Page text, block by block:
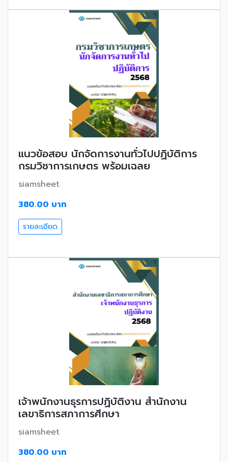
แนวข้อสอบ นักจัดการงานทั่วไปปฏิบัติการ
กรมวิชาการเกษตร พร้อมเฉลย
siamsheet
380.00 บาท
รายละเอียด
เจ้าพนักงานธุรการปฏิบัติงาน สำนักงาน
เลขาธิการสภาการศึกษา
siamsheet
380.00 บาท